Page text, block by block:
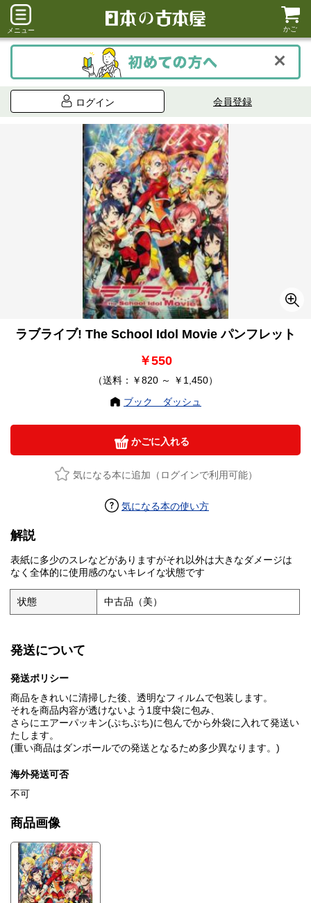
メニュー かご
ログイン 会員登録
ラブライブ! The School Idol Movie パンフレット
￥550
（送料：￥820 ～ ￥1,450）
ブック ダッシュ
かごに入れる
気になる本に追加（ログインで利用可能）
気になる本の使い方
解説
表紙に多少のスレなどがありますがそれ以外は大きなダメージは
なく全体的に使用感のないキレイな状態です
状態 中古品（美）
発送について
発送ポリシー
商品をきれいに清掃した後、透明なフィルムで包装します。
それを商品内容が透けないよう1度中袋に包み、
さらにエアーパッキン(ぷちぷち)に包んでから外袋に入れて発送い
たします。
(重い商品はダンボールでの発送となるため多少異なります。)
海外発送可否
不可
商品画像